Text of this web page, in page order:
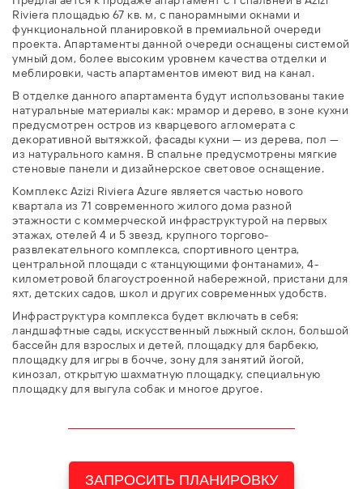
Riviera площадью 67 кв. м, с панорамными окнами и
функциональной планировкой в премиальной очереди
проекта. Апартаменты данной очереди оснащены системой
умный дом, более высоким уровнем качества отделки и
меблировки, часть апартаментов имеют вид на канал.
В отделке данного апартамента будут использованы такие
натуральные материалы как: мрамор и дерево, в зоне кухни
предусмотрен остров из кварцевого агломерата с
декоративной вытяжкой, фасады кухни — из дерева, пол —
из натурального камня. В спальне предусмотрены мягкие
стеновые панели и дизайнерское световое оснащение.
Комплекс Azizi Riviera Azure является частью нового
квартала из 71 современного жилого дома разной
этажности с коммерческой инфраструктурой на первых
этажах, отелей 4 и 5 звезд, крупного торгово-
развлекательного комплекса, спортивного центра,
центральной площади с «танцующими фонтанами», 4-
километровой благоустроенной набережной, пристани для
яхт, детских садов, школ и других современных удобств.
Инфраструктура комплекса будет включать в себя:
ландшафтные сады, искусственный лыжный склон, большой
бассейн для взрослых и детей, площадку для барбекю,
площадку для игры в бочче, зону для занятий йогой,
кинозал, открытую шахматную площадку, специальную
площадку для выгула собак и многое другое.
ЗАПРОСИТЬ ПЛАНИРОВКУ